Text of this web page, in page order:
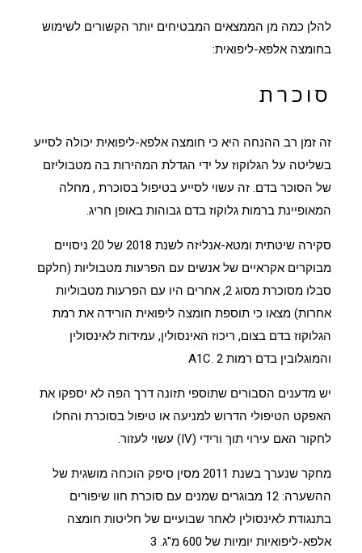
להלן כמה מן הממצאים המבטיחים יותר הקשורים לשימוש
בחומצה אלפא-ליפואית:
סוכרת
זה זמן רב ההנחה היא כי חומצה אלפא-ליפואית יכולה לסייע
בשליטה על הגלוקוז על ידי הגדלת המהירות בה מטבוליזם
של הסוכר בדם. זה עשוי לסייע בטיפול בסוכרת , מחלה
המאופיינת ברמות גלוקוז בדם גבוהות באופן חריג.
סקירה שיטתית ומטא-אנליזה לשנת 2018 של 20 ניסויים
מבוקרים אקראיים של אנשים עם הפרעות מטבוליות (חלקם
סבלו מסוכרת מסוג 2, אחרים היו עם הפרעות מטבוליות
אחרות) מצאו כי תוספת חומצה ליפואית הורידה את רמת
הגלוקוז בדם בצום, ריכוז האינסולין, עמידות לאינסולין
והמוגלובין בדם רמות A1C. 2
יש מדענים הסבורים שתוספי תזונה דרך הפה לא יספקו את
האפקט הטיפולי הדרוש למניעה או טיפול בסוכרת והחלו
לחקור האם עירוי תוך ורידי (IV) עשוי לעזור.
מחקר שנערך בשנת 2011 מסין סיפק הוכחה מושגית של
ההשערה: 12 מבוגרים שמנים עם
סוכרת חוו שיפורים
בתנגודת לאינסולין לאחר שבועיים של חליטות חומצה
אלפא-ליפואיות יומיות של 600 מ"ג.
3